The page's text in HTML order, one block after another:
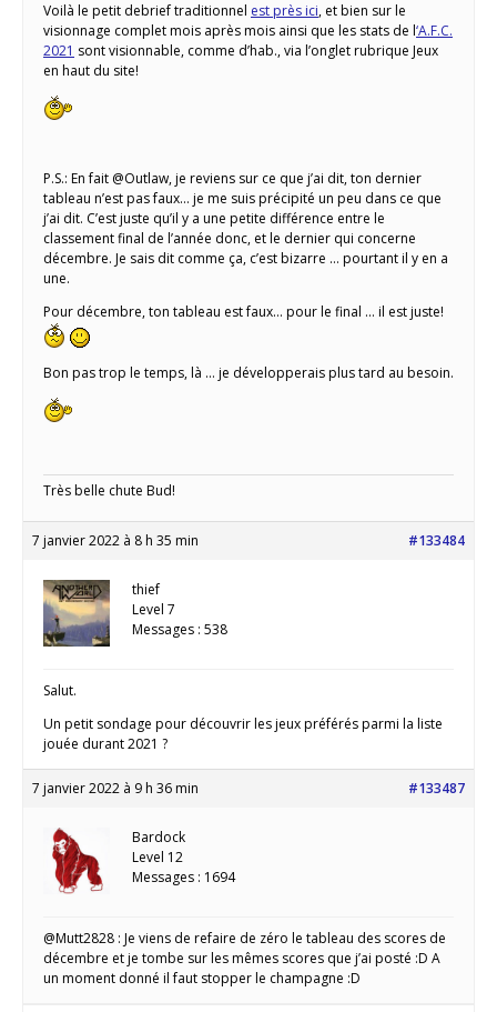
Voilà le petit debrief traditionnel est près ici, et bien sur le
visionnage complet mois après mois ainsi que les stats de l‘A.F.C.
2021 sont visionnable, comme d’hab., via l’onglet rubrique Jeux
en haut du site!
P.S.: En fait @Outlaw, je reviens sur ce que j’ai dit, ton dernier
tableau n’est pas faux… je me suis précipité un peu dans ce que
j’ai dit. C’est juste qu’il y a une petite différence entre le
classement final de l’année donc, et le dernier qui concerne
décembre. Je sais dit comme ça, c’est bizarre … pourtant il y en a
une.
Pour décembre, ton tableau est faux… pour le final … il est juste!
Bon pas trop le temps, là … je développerais plus tard au besoin.
Très belle chute Bud!
7 janvier 2022 à 8 h 35 min #133484
thief
Level 7
Messages : 538
Salut.
Un petit sondage pour découvrir les jeux préférés parmi la liste
jouée durant 2021 ?
7 janvier 2022 à 9 h 36 min #133487
Bardock
Level 12
Messages : 1694
@Mutt2828 : Je viens de refaire de zéro le tableau des scores de
décembre et je tombe sur les mêmes scores que j’ai posté :D A
un moment donné il faut stopper le champagne :D